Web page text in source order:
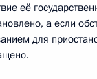
её
а если
для